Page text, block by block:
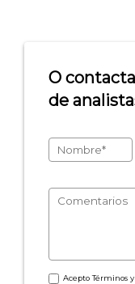
- Consejos
- Encuestas de
- Encuestas
- Inteligencia
- Marketing y
O
de
AceptoTérminos